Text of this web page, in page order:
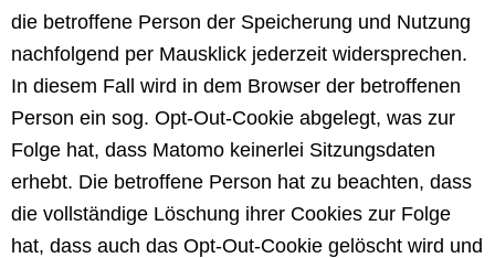
die betroffene Person der Speicherung und Nutzung
nachfolgend per Mausklick jederzeit widersprechen.
In diesem Fall wird in dem Browser der betroffenen
Person ein sog. Opt-Out-Cookie abgelegt, was zur
Folge hat, dass Matomo keinerlei Sitzungsdaten
erhebt. Die betroffene Person hat zu beachten, dass
die vollständige Löschung ihrer Cookies zur Folge
hat, dass auch das Opt-Out-Cookie gelöscht wird und